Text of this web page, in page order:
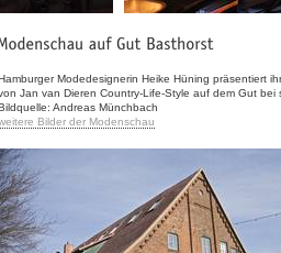
Modedesignerin Heike Hüning präsentiert
Jan van Dieren Country-Life-Style auf dem Gut bei
Andreas Münchbach
Bilder der Modenschau